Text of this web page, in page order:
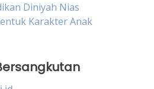
Diniyah Nias
Karakter Anak